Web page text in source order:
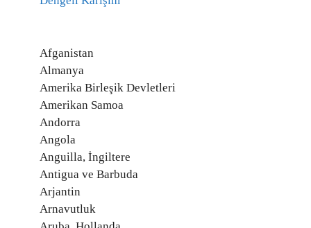
Afganistan
Almanya
Amerika Birleşik Devletleri
Amerikan Samoa
Andorra
Angola
Anguilla, İngiltere
Antigua ve Barbuda
Arjantin
Arnavutluk